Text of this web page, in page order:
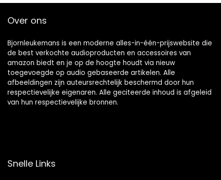
Over ons
Bjornleukemans is een moderne alles-in-één-prijswebsite die
de best verkochte audioproducten en accessoires van
amazon biedt en je op de hoogte houdt via nieuw
toegevoegde op audio gebaseerde artikelen. Alle
afbeeldingen zijn auteursrechtelijk beschermd door hun
respectievelijke eigenaren. Alle geciteerde inhoud is afgeleid
van hun respectievelijke bronnen.
Snelle Links